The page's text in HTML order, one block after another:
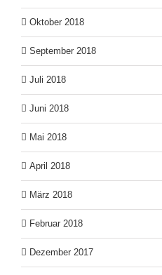
Oktober 2018
September 2018
Juli 2018
Juni 2018
Mai 2018
April 2018
März 2018
Februar 2018
Dezember 2017